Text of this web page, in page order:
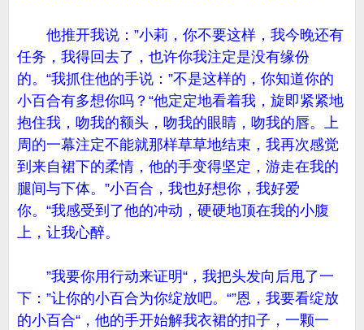
他推开我说：”小莉，你不要这样，我今晚还有
任务，我得回去了，也许你我注定是没有缘份
的。“我抓住他的手说：”不是这样的，你知道你的
小百合有多想你吗？“他定定地看着我，旋即紧紧地
抱住我，吻我的额头，吻我的眼睛，吻我的唇。上
周的一幕注定不能就那样草草地结束，我再次感觉
到来自裙下的柔情，他的手变得坚定，游走在我的
腿间与下体。”小百合，我也好想你，我好爱
你。“我感受到了他的冲动，硬硬地顶在我的小腹
上，让我心醉。
”我要你用行动来证明“，我把头发向后甩了一
下：”让你的小百合为你绽放吧。“”恩，我要看绽放
的小百合“，他的手开始解我衣裙的扣子，一颗一